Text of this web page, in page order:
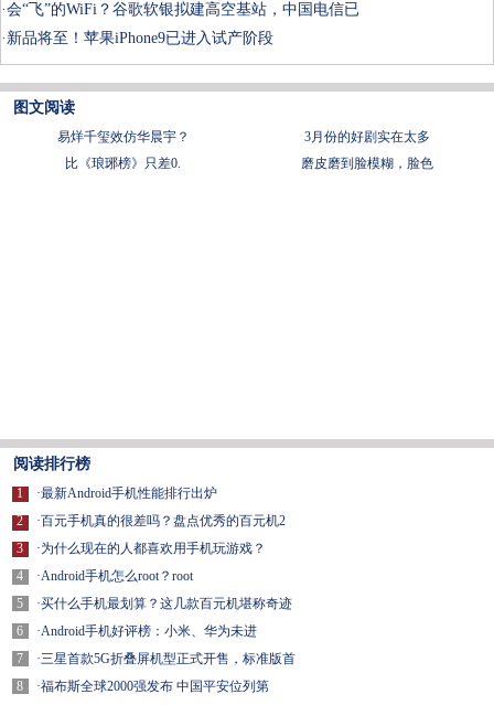
·会“飞”的WiFi？谷歌软银拟建高空基站，中国电信已
· 新品将至！苹果iPhone9已进入试产阶段
图文阅读
易烊千玺效仿华晨宇？
3月份的好剧实在太多
比《琅琊榜》只差0.
磨皮磨到脸模糊，脸色
阅读排行榜
1
2
3
4
5
6
7
8
·最新Android手机性能排行出炉
·百元手机真的很差吗？盘点优秀的百元机2
·为什么现在的人都喜欢用手机玩游戏？
·Android手机怎么root？root
·买什么手机最划算？这几款百元机堪称奇迹
·Android手机好评榜：小米、华为未进
·三星首款5G折叠屏机型正式开售，标准版首
·福布斯全球2000强发布 中国平安位列第